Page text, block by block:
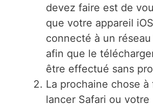
devez faire est de
que votre appareil
connecté à un
afin que le
être effectué sans
La prochaine chose à
lancer Safari ou votre